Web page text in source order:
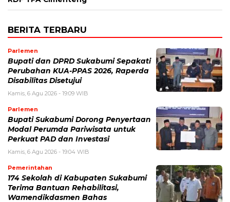
BERITA TERBARU
Parlemen
Bupati dan DPRD Sukabumi Sepakati
Perubahan KUA-PPAS 2026, Raperda
Disabilitas Disetujui
Kamis, 6 Agu 2026 - 19:09 WIB
Parlemen
Bupati Sukabumi Dorong Penyertaan
Modal Perumda Pariwisata untuk
Perkuat PAD dan Investasi
Kamis, 6 Agu 2026 - 19:04 WIB
Pemerintahan
174 Sekolah di Kabupaten Sukabumi
Terima Bantuan Rehabilitasi,
Wamendikdasmen Bahas